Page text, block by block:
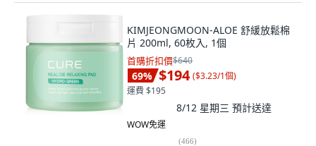
KIMJEONGMOON-ALOE 舒緩放鬆棉
片 200ml, 60枚入, 1個
首購折扣價$640
69% $194 ($3.23/1個)
運費 $195
8/12 星期三 預計送達
WOW免運
(466)